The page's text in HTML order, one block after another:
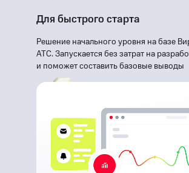
Для быстрого старта
Решение начального уровня на базе
АТС. Запускается без затрат на
и поможет составить базовые выводы